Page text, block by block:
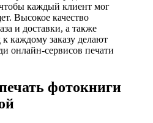
каждый клиент мог
Высокое качество
и доставки, а также
каждому заказу делают
онлайн-сервисов печати
фотокниги